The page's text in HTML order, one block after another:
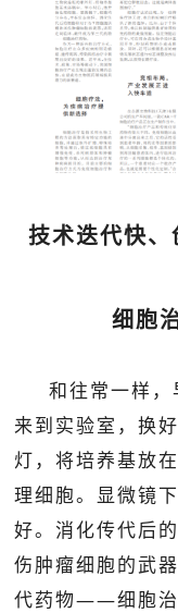
技术迭代快
细胞
和往常一样
来到实验室，换
灯，将培养基放
理细胞。显微镜
好。消化传代后
伤肿瘤细胞的武
代药物——细胞治